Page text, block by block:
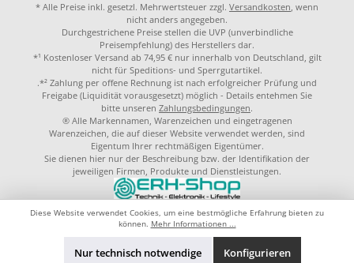
* Alle Preise inkl. gesetzl. Mehrwertsteuer zzgl. Versandkosten, wenn
nicht anders angegeben.
Durchgestrichene Preise stellen die UVP (unverbindliche
Preisempfehlung) des Herstellers dar.
*¹ Kostenloser Versand ab 74,95 € nur innerhalb von Deutschland, gilt
nicht für Speditions- und Sperrgutartikel.
.*² Zahlung per offene Rechnung ist nach erfolgreicher Prüfung und
Freigabe (Liquidität vorausgesetzt) möglich - Details entehmen Sie
bitte unseren Zahlungsbedingungen.
® Alle Markennamen, Warenzeichen und eingetragenen
Warenzeichen, die auf dieser Website verwendet werden, sind
Eigentum Ihrer rechtmäßigen Eigentümer.
Sie dienen hier nur der Beschreibung bzw. der Identifikation der
jeweiligen Firmen, Produkte und Dienstleistungen.
Diese Website verwendet Cookies, um eine bestmögliche Erfahrung bieten zu
können. Mehr Informationen ...
Nur technisch notwendige Konfigurieren